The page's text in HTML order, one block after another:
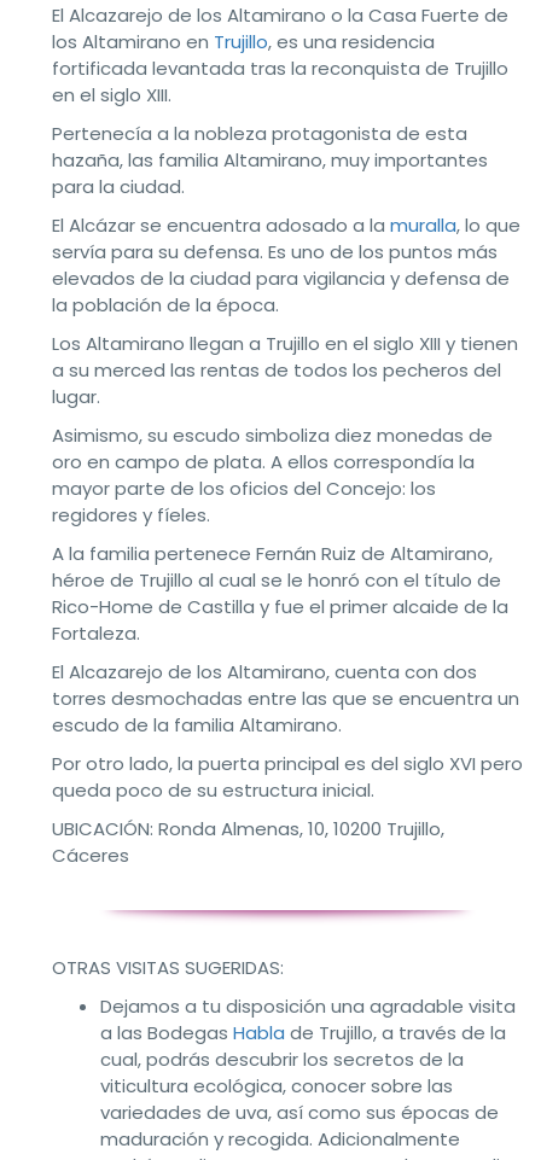
El Alcazarejo de los Altamirano o la Casa Fuerte de
los Altamirano en Trujillo, es una residencia
fortificada levantada tras la reconquista de Trujillo
en el siglo XIII.
Pertenecía a la nobleza protagonista de esta
hazaña, las familia Altamirano, muy importantes
para la ciudad.
El Alcázar se encuentra adosado a la muralla, lo que
servía para su defensa. Es uno de los puntos más
elevados de la ciudad para vigilancia y defensa de
la población de la época.
Los Altamirano llegan a Trujillo en el siglo XIII y tienen
a su merced las rentas de todos los pecheros del
lugar.
Asimismo, su escudo simboliza diez monedas de
oro en campo de plata. A ellos correspondía la
mayor parte de los oficios del Concejo: los
regidores y fíeles.
A la familia pertenece Fernán Ruiz de Altamirano,
héroe de Trujillo al cual se le honró con el título de
Rico-Home de Castilla y fue el primer alcaide de la
Fortaleza.
El Alcazarejo de los Altamirano, cuenta con dos
torres desmochadas entre las que se encuentra un
escudo de la familia Altamirano.
Por otro lado, la puerta principal es del siglo XVI pero
queda poco de su estructura inicial.
UBICACIÓN: Ronda Almenas, 10, 10200 Trujillo,
Cáceres
OTRAS VISITAS SUGERIDAS:
Dejamos a tu disposición una agradable visita
a las Bodegas Habla de Trujillo, a través de la
cual, podrás descubrir los secretos de la
viticultura ecológica, conocer sobre las
variedades de uva, así como sus épocas de
maduración y recogida. Adicionalmente